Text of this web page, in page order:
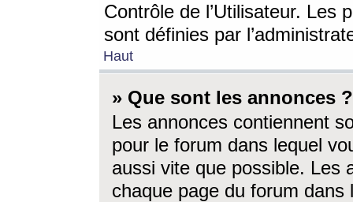
Contrôle de l’Utilisateur. Les
sont définies par
Haut
» Que sont les annonces ?
Les annonces contiennent
pour le forum dans lequel
aussi vite que possible. Les
chaque page du forum dans